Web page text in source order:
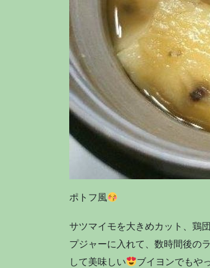
ポトフ風
サツマイモを大きめカット、鶏
プジャーに入れて、数時間後の
して美味しい
ブイヨンでもや